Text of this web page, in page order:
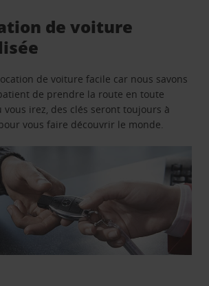
de voiture
de voiture facile car nous savons
de prendre la route en toute
irez, des clés seront toujours à
vous faire découvrir le monde.